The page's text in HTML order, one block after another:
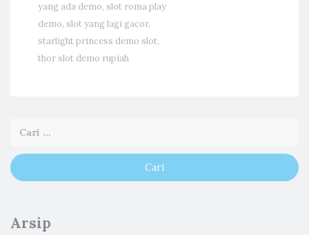
yang ada demo, slot roma play
demo, slot yang lagi gacor,
starlight princess demo slot,
thor slot demo rupiah
Arsip